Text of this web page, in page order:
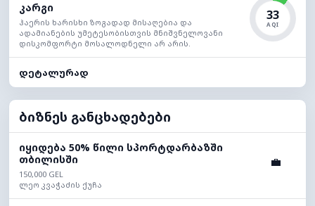
კარგი
ჰაერის ხარისხი ზოგადად მისაღებია და
ადამიანების უმეტესობისთვის მნიშვნელოვანი
დისკომფორტი მოსალოდნელი არ არის.
33
AQI
დეტალურად
ბიზნეს განცხადებები
იყიდება 50% წილი სპორტდარბაზში
თბილისში
150,000 GEL
ლეო კვაჭაძის ქუჩა
💼